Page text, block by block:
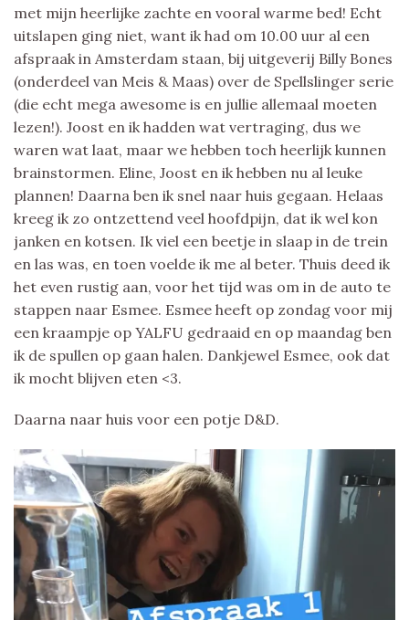
met mijn heerlijke zachte en vooral warme bed! Echt
uitslapen ging niet, want ik had om 10.00 uur al een
afspraak in Amsterdam staan, bij uitgeverij Billy Bones
(onderdeel van Meis & Maas) over de Spellslinger serie
(die echt mega awesome is en jullie allemaal moeten
lezen!). Joost en ik hadden wat vertraging, dus we
waren wat laat, maar we hebben toch heerlijk kunnen
brainstormen. Eline, Joost en ik hebben nu al leuke
plannen! Daarna ben ik snel naar huis gegaan. Helaas
kreeg ik zo ontzettend veel hoofdpijn, dat ik wel kon
janken en kotsen. Ik viel een beetje in slaap in de trein
en las was, en toen voelde ik me al beter. Thuis deed ik
het even rustig aan, voor het tijd was om in de auto te
stappen naar Esmee. Esmee heeft op zondag voor mij
een kraampje op YALFU gedraaid en op maandag ben
ik de spullen op gaan halen. Dankjewel Esmee, ook dat
ik mocht blijven eten <3.
Daarna naar huis voor een potje D&D.